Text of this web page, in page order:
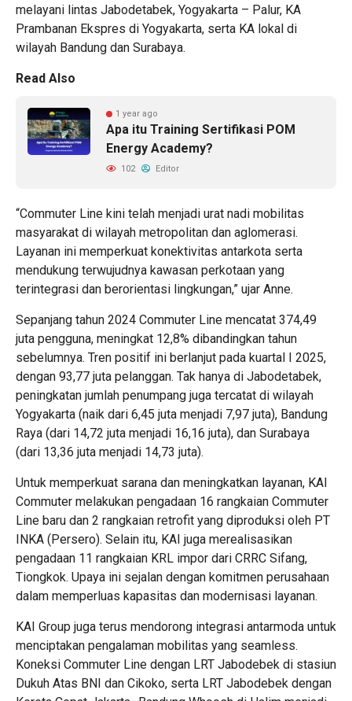
melayani lintas Jabodetabek, Yogyakarta – Palur, KA
Prambanan Ekspres di Yogyakarta, serta KA lokal di
wilayah Bandung dan Surabaya.
Read Also
1 year ago
Apa itu Training Sertifikasi POM
Energy Academy?
102 Editor
“Commuter Line kini telah menjadi urat nadi mobilitas
masyarakat di wilayah metropolitan dan aglomerasi.
Layanan ini memperkuat konektivitas antarkota serta
mendukung terwujudnya kawasan perkotaan yang
terintegrasi dan berorientasi lingkungan,” ujar Anne.
Sepanjang tahun 2024 Commuter Line mencatat 374,49
juta pengguna, meningkat 12,8% dibandingkan tahun
sebelumnya. Tren positif ini berlanjut pada kuartal I 2025,
dengan 93,77 juta pelanggan. Tak hanya di Jabodetabek,
peningkatan jumlah penumpang juga tercatat di wilayah
Yogyakarta (naik dari 6,45 juta menjadi 7,97 juta), Bandung
Raya (dari 14,72 juta menjadi 16,16 juta), dan Surabaya
(dari 13,36 juta menjadi 14,73 juta).
Untuk memperkuat sarana dan meningkatkan layanan, KAI
Commuter melakukan pengadaan 16 rangkaian Commuter
Line baru dan 2 rangkaian retrofit yang diproduksi oleh PT
INKA (Persero). Selain itu, KAI juga merealisasikan
pengadaan 11 rangkaian KRL impor dari CRRC Sifang,
Tiongkok. Upaya ini sejalan dengan komitmen perusahaan
dalam memperluas kapasitas dan modernisasi layanan.
KAI Group juga terus mendorong integrasi antarmoda untuk
menciptakan pengalaman mobilitas yang seamless.
Koneksi Commuter Line dengan LRT Jabodebek di stasiun
Dukuh Atas BNI dan Cikoko, serta LRT Jabodebek dengan